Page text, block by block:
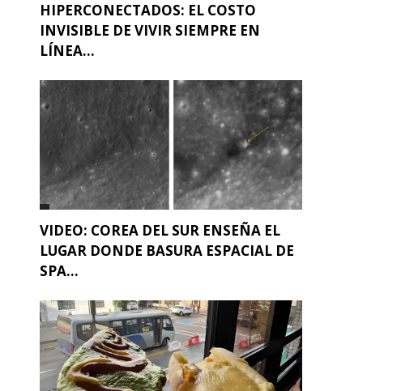
HIPERCONECTADOS: EL COSTO
INVISIBLE DE VIVIR SIEMPRE EN
LÍNEA...
VIDEO: COREA DEL SUR ENSEÑA EL
LUGAR DONDE BASURA ESPACIAL DE
SPA...